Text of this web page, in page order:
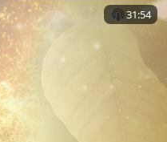
31:54